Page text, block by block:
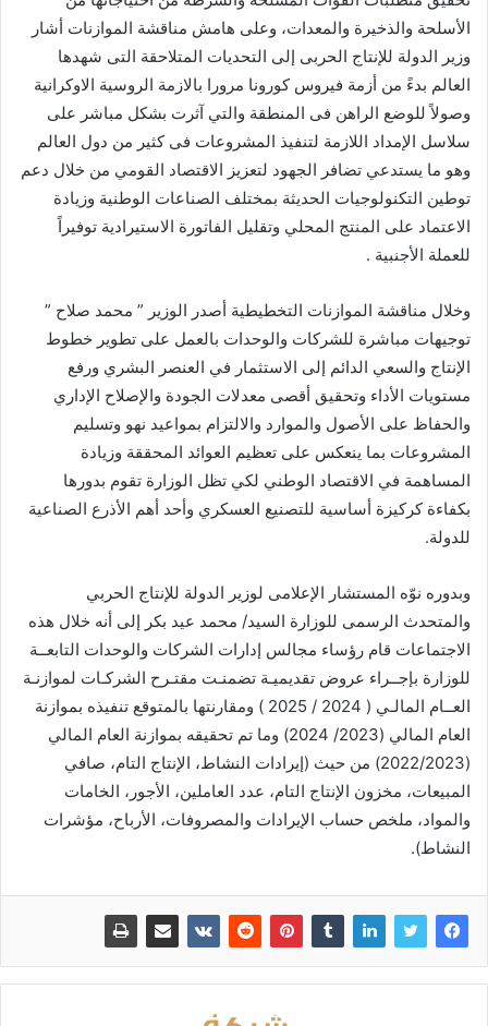
الأسلحة والذخيرة والمعدات، وعلى هامش مناقشة الموازنات أشار
وزير الدولة للإنتاج الحربى إلى التحديات المتلاحقة التى شهدها
العالم بدءً من أزمة فيروس كورونا مرورا بالازمة الروسية الاوكرانية
وصولاً للوضع الراهن فى المنطقة والتي آثرت بشكل مباشر على
سلاسل الإمداد اللازمة لتنفيذ المشروعات فى كثير من دول العالم
وهو ما يستدعي تضافر الجهود لتعزيز الاقتصاد القومي من خلال دعم
توطين التكنولوجيات الحديثة بمختلف الصناعات الوطنية وزيادة
الاعتماد على المنتج المحلي وتقليل الفاتورة الاستيرادية توفيراً
للعملة الأجنبية .
وخلال مناقشة الموازنات التخطيطية أصدر الوزير ” محمد صلاح ”
توجيهات مباشرة للشركات والوحدات بالعمل على تطوير خطوط
الإنتاج والسعي الدائم إلى الاستثمار في العنصر البشري ورفع
مستويات الأداء وتحقيق أقصى معدلات الجودة والإصلاح الإداري
والحفاظ على الأصول والموارد والالتزام بمواعيد نهو وتسليم
المشروعات بما ينعكس على تعظيم العوائد المحققة وزيادة
المساهمة في الاقتصاد الوطني لكي تظل الوزارة تقوم بدورها
بكفاءة كركيزة أساسية للتصنيع العسكري وأحد أهم الأذرع الصناعية
للدولة.
وبدوره نوّه المستشار الإعلامى لوزير الدولة للإنتاج الحربي
والمتحدث الرسمى للوزارة السيد/ محمد عيد بكر إلى أنه خلال هذه
الاجتماعات قام رؤساء مجالس إدارات الشركات والوحدات التابعــة
للوزارة بإجــراء عروض تقديميـة تضمنـت مقتـرح الشركـات لموازنـة
العــام المالـي ( 2024 / 2025 ) ومقارنتها بالمتوقع تنفيذه بموازنة
العام المالي (2023/ 2024) وما تم تحقيقه بموازنة العام المالي
(2022/2023) من حيث (إيرادات النشاط، الإنتاج التام، صافي
المبيعات، مخزون الإنتاج التام، عدد العاملين، الأجور، الخامات
والمواد، ملخص حساب الإيرادات والمصروفات، الأرباح، مؤشرات
النشاط).